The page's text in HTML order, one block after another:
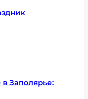
Заполярье: